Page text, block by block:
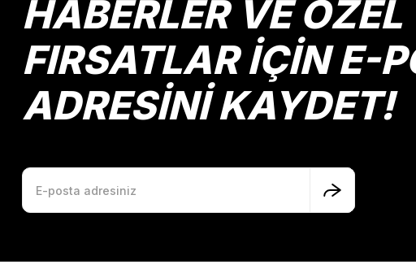
Ürün fiyatı diğer sitelerden daha pahalı.
HABERLER VE ÖZEL
FIRSATLAR İÇİN E-
ADRESİNİ KAYDET!